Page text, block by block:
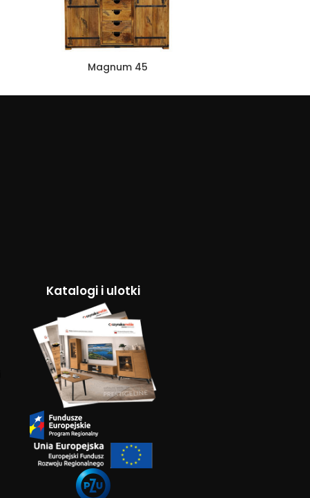
Magnum 45
Katalogi i ulotki